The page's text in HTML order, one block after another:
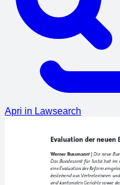
Apri in Lawsearch